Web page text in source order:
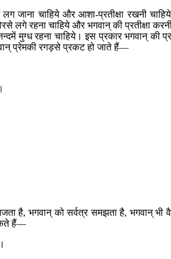
चाहिये और आशा-प्रतीक्षा रखनी चाहिये
लगे रहना चाहिये और भगवान् की प्रतीक्षा
रहना चाहिये। इस प्रकार भगवान् की
प्रेमकी रगड़से प्रकट हो जाते हैं—
है, भगवान् को सर्वत्र समझता है, भगवान्
हैं—